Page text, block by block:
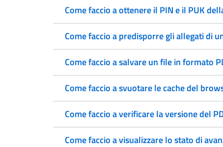
Come faccio a ottenere il PIN e il PUK
Come faccio a predisporre gli allegati di
Come faccio a salvare un file in formato
Come faccio a svuotare le cache del
Come faccio a verificare la versione del
Come faccio a visualizzare lo stato di